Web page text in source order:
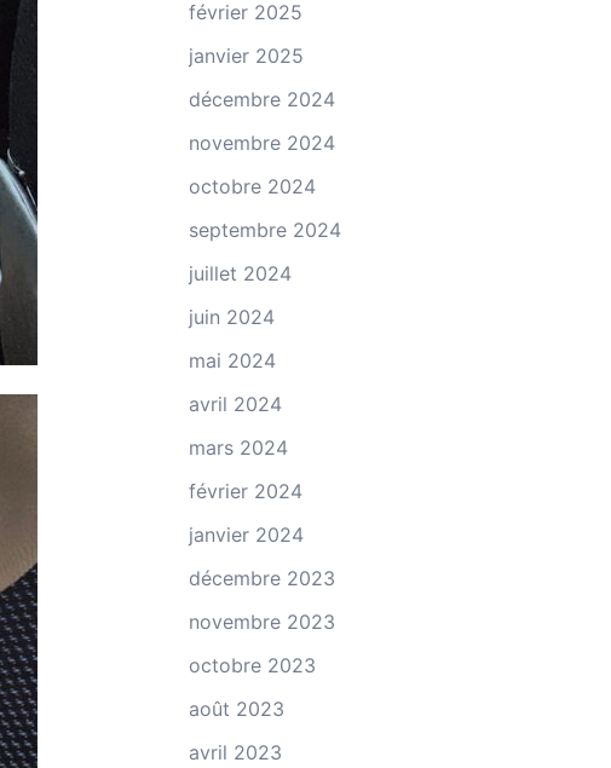
février 2025
janvier 2025
décembre 2024
novembre 2024
octobre 2024
septembre 2024
juillet 2024
juin 2024
mai 2024
avril 2024
mars 2024
février 2024
janvier 2024
décembre 2023
novembre 2023
octobre 2023
août 2023
avril 2023